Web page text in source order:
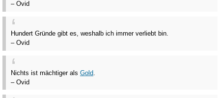
– Ovid
Hundert Gründe gibt es, weshalb ich immer verliebt bin.
– Ovid
Nichts ist mächtiger als Gold
– Ovid